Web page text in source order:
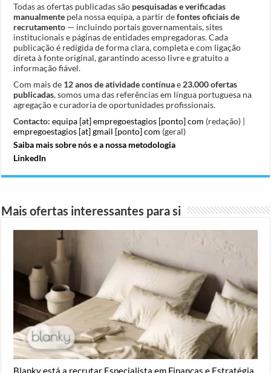
Todas as ofertas publicadas são pesquisadas e verificadas
manualmente pela nossa equipa, a partir defontes oficiais de
recrutamento — incluindo portais governamentais, sites
institucionais e páginas de entidades empregadoras. Cada
publicação é redigida de forma clara, completa e com ligação
direta à fonte original, garantindo acesso livre e gratuito a
informação fiável.
Com mais de 12 anos de atividade contínuae 23.000 ofertas
publicadas, somos uma das referências em língua portuguesa na
agregação e curadoria de oportunidades profissionais.
Contacto: equipa [at] empregoestagios [ponto] com (redação) |
empregoestagios [at] gmail [ponto] com (geral)
Saiba mais sobre nós e a nossa metodologia
LinkedIn
Mais ofertas interessantes para si
Blanky está a recrutar Especialista em Finanças e Estratégia